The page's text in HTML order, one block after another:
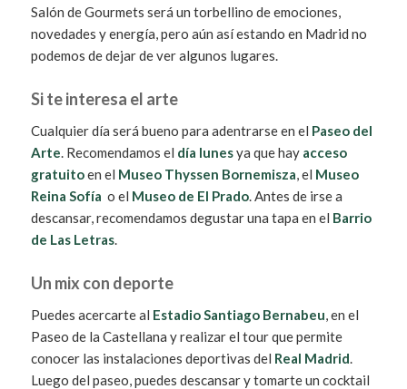
Salón de Gourmets será un torbellino de emociones,
novedades y energía, pero aún así estando en Madrid no
podemos de dejar de ver algunos lugares.
Si te interesa el arte
Cualquier día será bueno para adentrarse en el Paseo del
Arte. Recomendamos el día lunesya que hay acceso
gratuitoen el Museo Thyssen Bornemisza, el Museo
Reina Sofía o el Museo de El Prado. Antes de irse a
descansar, recomendamos degustar una tapa en el Barrio
de Las Letras.
Un mix con deporte
Puedes acercarte al Estadio Santiago Bernabeu, en el
Paseo de la Castellana y realizar el tour que permite
conocer las instalaciones deportivas del Real Madrid.
Luego del paseo, puedes descansar y tomarte un cocktail